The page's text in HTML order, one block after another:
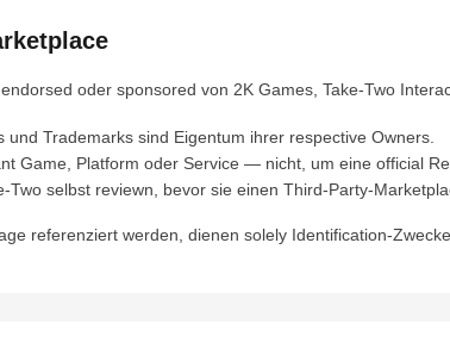
oder sponsored von 2K Games, Take-Two
Trademarks sind Eigentum ihrer respective Owners.
Game, Platform oder Service — nicht, um eine official
selbst reviewn, bevor sie einen Third-Party-
referenziert werden, dienen solely Identification-